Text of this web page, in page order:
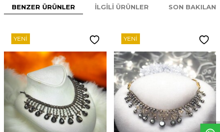
W
h
t
s
p
p
D
e
s
e
H
a
t
t
BENZER ÜRÜNLER İLGILI ÜRÜNLER SON
YENI YENI